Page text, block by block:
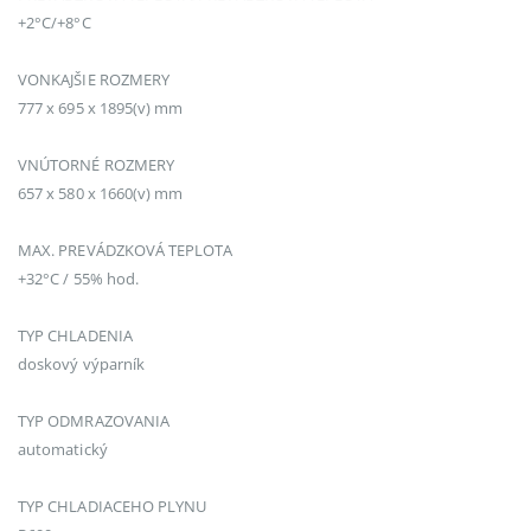
+2°C/+8°C
VONKAJŠIE ROZMERY
777 x 695 x 1895(v) mm
VNÚTORNÉ ROZMERY
657 x 580 x 1660(v) mm
MAX. PREVÁDZKOVÁ TEPLOTA
+32°C / 55% hod.
TYP CHLADENIA
doskový výparník
TYP ODMRAZOVANIA
automatický
TYP CHLADIACEHO PLYNU